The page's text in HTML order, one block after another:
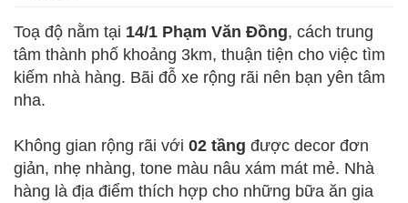
Toạ độ nằm tại 14/1 Phạm Văn Đồng, cách trung
tâm thành phố khoảng 3km, thuận tiện cho việc tìm
kiếm nhà hàng. Bãi đỗ xe rộng rãi nên bạn yên tâm
nha.
Không gian rộng rãi với 02 tầng được decor đơn
giản, nhẹ nhàng, tone màu nâu xám mát mẻ. Nhà
hàng là địa điểm thích hợp cho những bữa ăn gia